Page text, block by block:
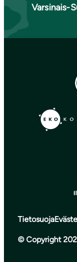
Varsinais-
Tietosuoja
© Copyright